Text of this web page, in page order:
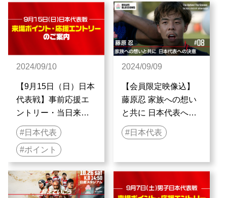
2024/09/10
【9月15日（日）日本
代表戦】事前応援エ
ントリー・当日来場
ポイント付与のご案
内
日本代表
ポイント
2024/09/09
【会員限定映像込】
藤原忍 家族への想い
と共に 日本代表への
決意|The Behind The
Scenes : THE REAL
RUGBY | ラグビー日
日本代表